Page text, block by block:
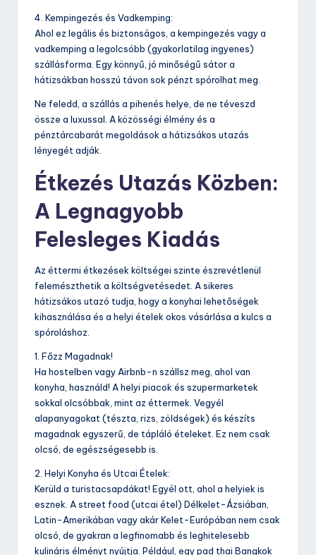
4. Kempingezés és Vadkemping:
Ahol ez legális és biztonságos, a kempingezés vagy a
vadkemping a legolcsóbb (gyakorlatilag ingyenes)
szállásforma. Egy könnyű, jó minőségű sátor a
hátizsákban hosszú távon sok pénzt spórolhat meg.
Ne feledd, a szállás a pihenés helye, de ne téveszd
össze a luxussal. A közösségi élmény és a
pénztárcabarát megoldások a hátizsákos utazás
lényegét adják.
Étkezés Utazás Közben:
A Legnagyobb
Felesleges Kiadás
Az éttermi étkezések költségei szinte észrevétlenül
felemészthetik a költségvetésedet. A sikeres
hátizsákos utazó tudja, hogy a konyhai lehetőségek
kihasználása és a helyi ételek okos vásárlása a kulcs a
spóroláshoz.
1. Főzz Magadnak!
Ha hostelben vagy Airbnb-n szállsz meg, ahol van
konyha, használd! A helyi piacok és szupermarketek
sokkal olcsóbbak, mint az éttermek. Vegyél
alapanyagokat (tészta, rizs, zöldségek) és készíts
magadnak egyszerű, de tápláló ételeket. Ez nem csak
olcsó, de egészségesebb is.
2. Helyi Konyha és Utcai Ételek:
Kerüld a turistacsapdákat! Egyél ott, ahol a helyiek is
esznek. A street food (utcai étel) Délkelet-Ázsiában,
Latin-Amerikában vagy akár Kelet-Európában nem csak
olcsó, de gyakran a legfinomabb és leghitelesebb
kulináris élményt nyújtja. Például, egy pad thai Bangkok